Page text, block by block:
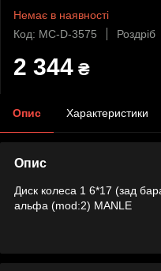
Немає в наявності
Код: MC-D-3575
Роздріб
2 344 ₴
Опис Характеристики
Опис
Диск колеса 1 6*17 (зад
альфа (mod:2) MANLE